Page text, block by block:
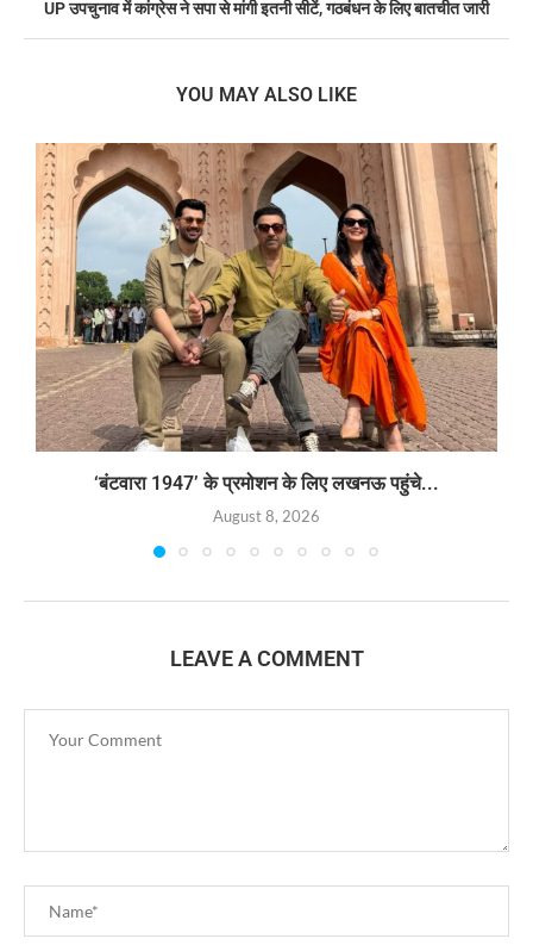
UP उपचुनाव में कांग्रेस ने सपा से मांगी इतनी सीटें, गठबंधन के लिए बातचीत जारी
YOU MAY ALSO LIKE
‘बंटवारा 1947’ के प्रमोशन के लिए लखनऊ पहुंचे...
August 8, 2026
LEAVE A COMMENT